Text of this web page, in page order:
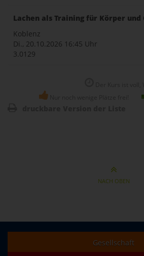
Lachen als Training für Körper und
Koblenz
Di., 20.10.2026 16:45 Uhr
3.0129
NACH OBEN
Gesellschaft